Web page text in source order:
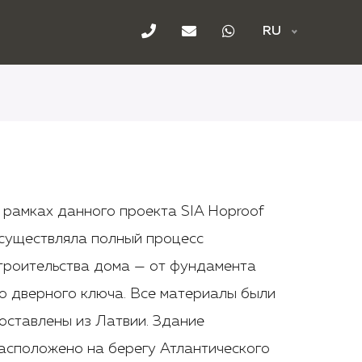
RU
данного проекта SIA Hoproof
полный процесс
дома — от фундамента
дверного ключа. Все материалы были
из Латвии. Здание
на берегу Атлантического